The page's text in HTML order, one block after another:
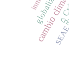
cambio